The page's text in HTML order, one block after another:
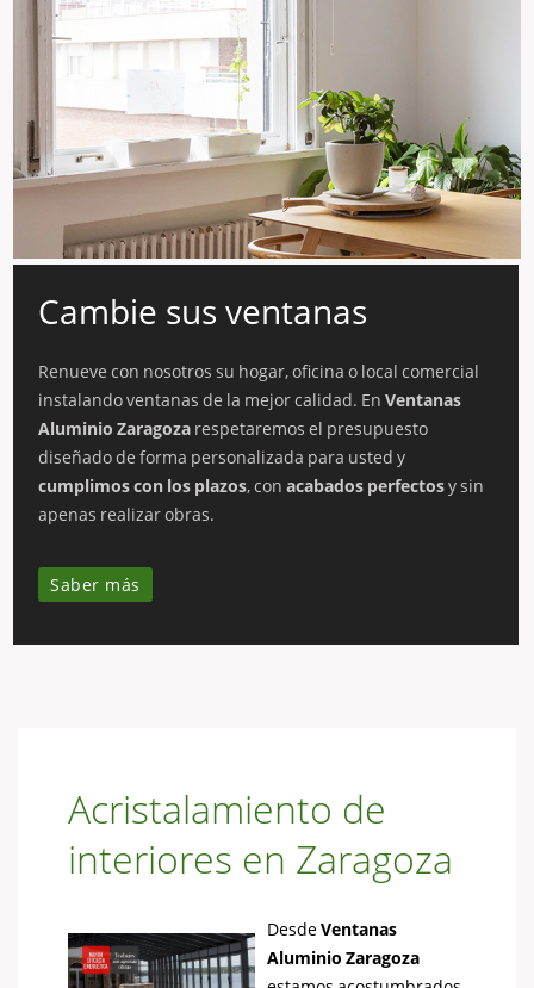
Cambie sus ventanas
Renueve con nosotros su hogar, oficina o local comercial
instalando ventanas de la mejor calidad. EnVentanas
Aluminio Zaragoza respetaremos el presupuesto
diseñado de forma personalizada para usted y
cumplimos con los plazos, conacabados perfectosy sin
apenas realizar obras.
Saber más
Acristalamiento de
interiores en Zaragoza
DesdeVentanas
Aluminio Zaragoza